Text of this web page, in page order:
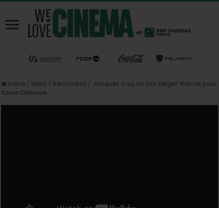
Home / News / Rencontres / Jacques a vu, un film belge? Naturel pour
Xavier Diskeuve